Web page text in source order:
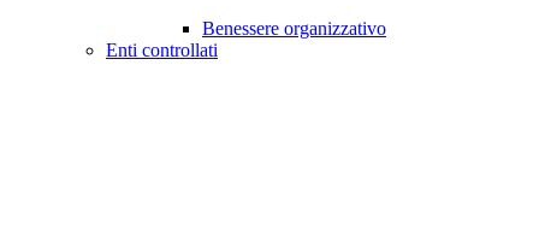
Benessere organizzativo
Enti controllati